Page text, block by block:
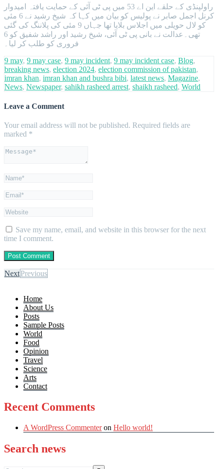
راولپنڈی کے حلقے این اے 53 میں پی ٹی آئی کے حمایت یافتہ امیدوار
کرنل اجمل صابر نے پولیس کو بیان میں کہا کہ شیخ رشید نے 6 مئی
کو لال حویلی میں اجلاس بلایا تھا جہاں 9 مئی کی پلاننگ کی گئی
تھی۔عدالت نے بانی پی ٹی آئی، شیخ رشید اور راشد شفیق کو 6
فروری کو طلب کر لیا۔
9 may, 9 may case, 9 may incident, 9 may incident case, Blog,
breaking news, election 2024, election commission of pakistan,
imran khan, imran khan and bushra bibi, latest news, Magazine,
News, Newspaper, sahikh rasheed arrest, shaikh rasheed, World
Leave a Comment
Your email address will not be published. Required fields are
marked *
Save my name, email, and website in this browser for the next
time I comment.
NextPrevious
Home
About Us
Posts
Sample Posts
World
Food
Opinion
Travel
Science
Arts
Contact
Recent Comments
A WordPress Commenteron Hello world!
Search news